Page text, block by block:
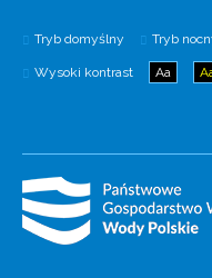
Tryb domyślny Tryb
Wysoki kontrast Aa